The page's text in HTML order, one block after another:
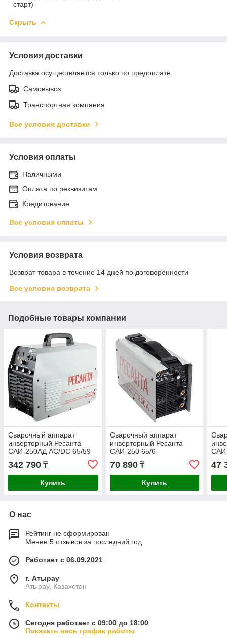
старт)
Скрыть
Условия доставки
Доставка осуществляется только по предоплате.
Самовывоз
Транспортная компания
Все условия доставки
Условия оплаты
Наличными
Оплата по реквизитам
Кредитование
Все условия оплаты
Условия возврата
Возврат товара в течение 14 дней по договоренности
Все условия возврата
Подобные товары компании
Сварочный аппарат
инверторный Ресанта
САИ-250АД AC/DC 65/59
342 790 ₸
Купить
Сварочный аппарат
инверторный Ресанта
САИ-250 65/6
70 890₸
Купить
47
О нас
Рейтинг не сформирован
Менее 5 отзывов за последний год
Работает с 06.09.2021
г. Атырау
Атырау, Казахстан
Контакты
Сегодня работает с 09:00 до 18:00
Показать весь график работы